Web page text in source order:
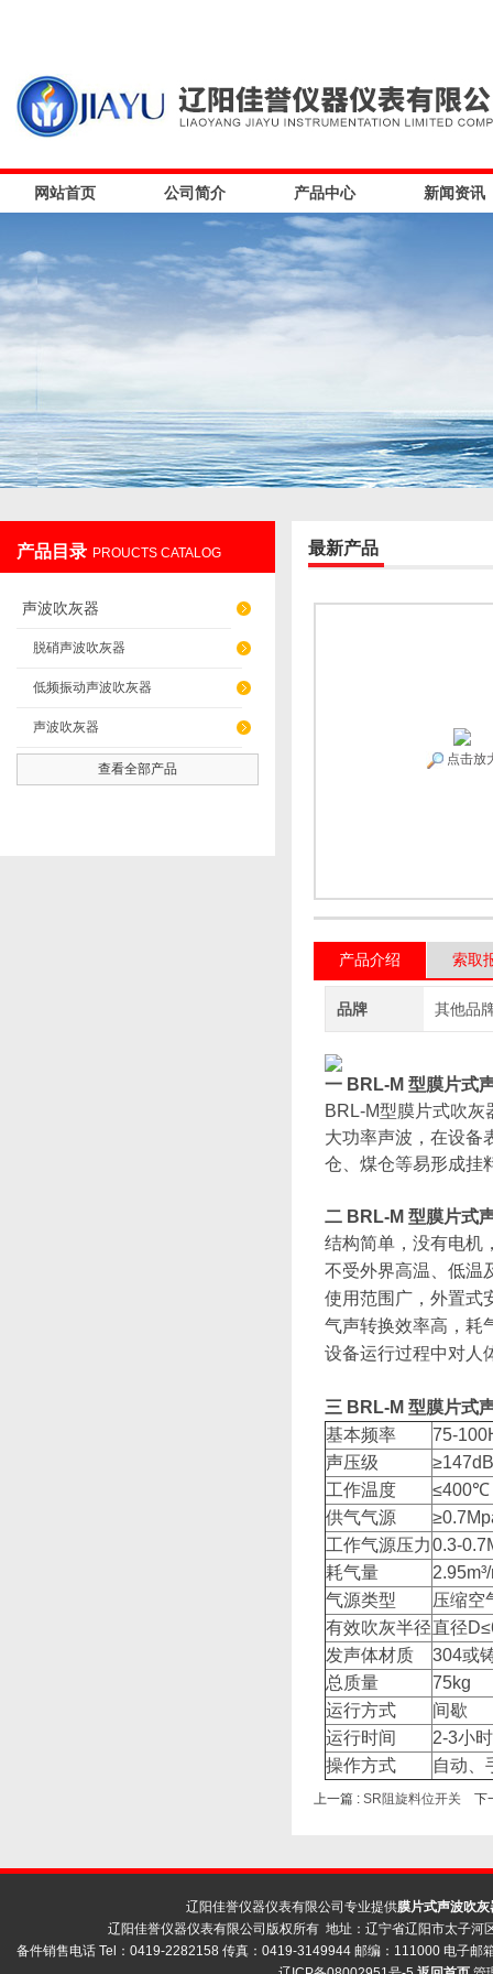
网站首页 公司简介 产品中心 新闻资讯
产品目录 PROUCTS CATALOG
声波吹灰器
脱硝声波吹灰器
低频振动声波吹灰器
声波吹灰器
查看全部产品
最新产品
点击放
产品介绍 索取
品牌 其他品
一 BRL-M 型膜片式
BRL-M型膜片式吹
大功率声波，在设备
仓、煤仓等易形成挂
二 BRL-M 型膜片式
结构简单，没有电机
不受外界高温、低温
使用范围广，外置式
气声转换效率高，耗
设备运行过程中对人
三 BRL-M 型膜片式
基本频率
75-
声压级
≥147dB
工作温度
≤400℃
供气气源
工作气源压力0.3-
耗气量
气源类型
压缩空
有效吹灰半径直径
发声体材质
304或
总质量
75kg
运行方式
间歇
运行时间
2-3小
操作方式
自动、
上一篇 : SR阻旋料位开关 下
辽阳佳誉仪器仪表有限公司专业提供膜片式声波吹灰
辽阳佳誉仪器仪表有限公司版权所有 地址：辽宁省辽阳市太子河
备件销售电话 Tel：0419-2282158 传真：0419-3149944 邮编：111000 电子邮